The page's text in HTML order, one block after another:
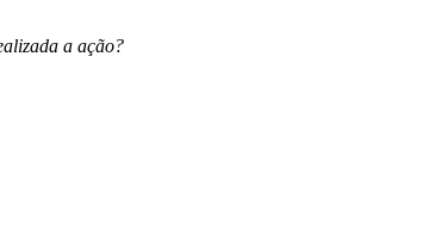
a ação?